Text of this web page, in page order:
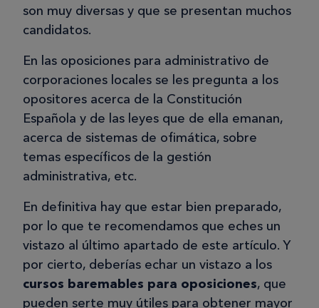
son muy diversas y que se presentan muchos
candidatos.
En las oposiciones para administrativo de
corporaciones locales se les pregunta a los
opositores acerca de la Constitución
Española y de las leyes que de ella emanan,
acerca de sistemas de ofimática, sobre
temas específicos de la gestión
administrativa, etc.
En definitiva hay que estar bien preparado,
por lo que te recomendamos que eches un
vistazo al último apartado de este artículo. Y
por cierto, deberías echar un vistazo a los
cursos baremables para oposiciones, que
pueden serte muy útiles para obtener mayor